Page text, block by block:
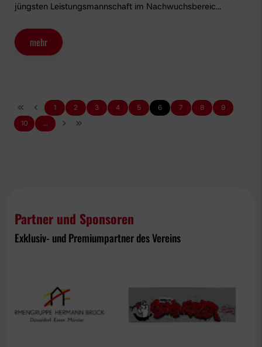
jüngsten Leistungsmannschaft im Nachwuchsbereic…
mehr
1 2 3 4 5 6 7 8
9
10
Partner und Sponsoren
Exklusiv- und Premiumpartner des Vereins